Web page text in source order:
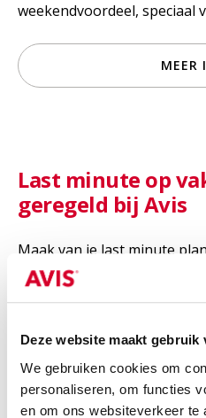
Deze website maakt gebruik
We gebruiken cookies om
personaliseren, om functies
en om ons websiteverkeer te
weekendvoordeel, speciaal
MEER
Last minute op
geregeld bij Avis
Maak van je last minute
Met een huurauto van
termijn nog alle kanten op:
en kies de auto die bij jouw
LEES